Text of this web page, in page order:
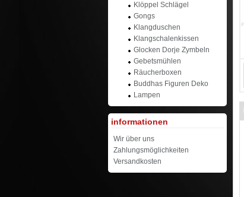
Klöppel Schlägel
Gongs
Klangduschen
Klangschalenkissen
Glocken Dorje Zymbeln
Gebetsmühlen
Räucherboxen
Buddhas Figuren Deko
Lampen
informationen
Wir über uns
Zahlungsmöglichkeiten
Versandkosten